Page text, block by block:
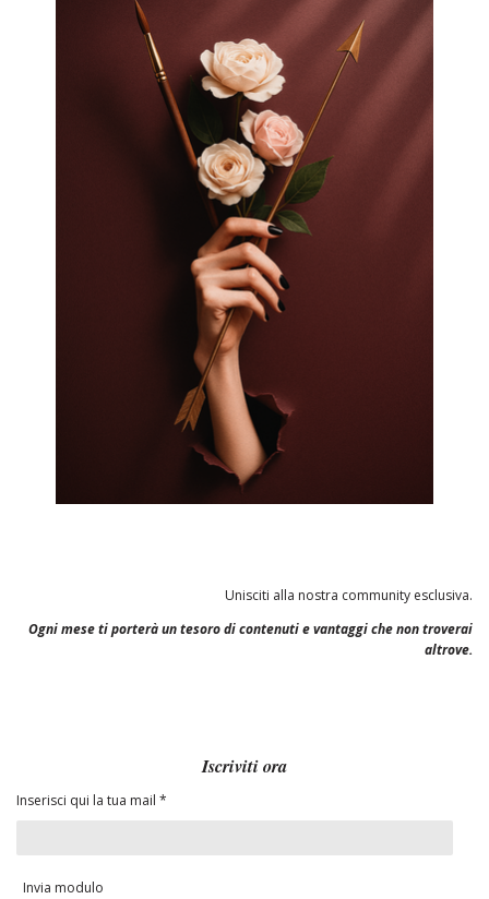
Unisciti alla nostra community esclusiva.
Ogni mese ti porterà un tesoro di contenuti e vantaggi che non troverai
altrove.
Iscriviti ora
Inserisci qui la tua mail *
Invia modulo